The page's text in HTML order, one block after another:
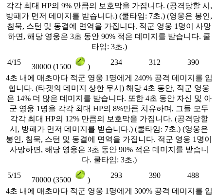
각각 최대 HP의 9% 만큼의 보호막을 가집니다. (공격당할 시,
방패가 먼저 데미지를 받습니다.) (쿨타임: 7초.) (영웅은 봉인,
침묵, 스턴 및 동결에 면역을 가집니다. 적군 영웅 1명이 사망
하면, 해당 영웅은 3초 동안 90% 적은 데미지를 받습니다. 쿨
타임: 3초.)
4/15
30000 (1500 )
234 312
390
4초 내에 매초마다 적군 영웅 1명에게 240% 공격 데미지를 입
힙니다. (타겟의 데미지 상한 무시) 해당 4초 동안, 적군 영웅
은 14% 더 많은 데미지를 받습니다. 또한 4초 동안 자신 및 아
군 영웅 1명을 각각 최대 HP의 8%만큼 치유하며, 그들 모두
각각 최대 HP의 12% 만큼의 보호막을 가집니다. (공격당할
시, 방패가 먼저 데미지를 받습니다.) (쿨타임: 7초.) (영웅은
봉인, 침묵, 스턴 및 동결에 면역을 가집니다. 적군 영웅 1명이
사망하면, 해당 영웅은 3초 동안 90% 적은 데미지를 받습니
다. 쿨타임: 3초.)
5/15
70000 (3500 )
293 390
488
4초 내에 매초마다 적군 영웅 1명에게 300% 공격 데미지를 입